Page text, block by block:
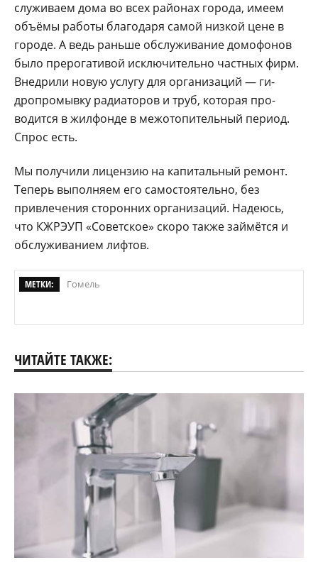
служиваем дома во всех районах города, имеем
объёмы работы благодаря самой низкой цене в
горо­де. А ведь раньше обслу­живание домофонов
бы­ло прерогативой исклю­чительно частных фирм.
Внедрили новую услугу для организаций — ги­
дропромывку радиато­ров и труб, которая про­
водится в жилфонде в межотопительный пери­од.
Спрос есть.
Мы получили лицен­зию на капитальный ре­монт.
Теперь выполня­ем его самостоятельно, без
привлечения сторон­них организаций. Наде­юсь,
что КЖРЭУП «Со­ветское» скоро также займётся и
обслуживани­ем лифтов.
МЕТКИ: Гомель
ЧИТАЙТЕ ТАКЖЕ: